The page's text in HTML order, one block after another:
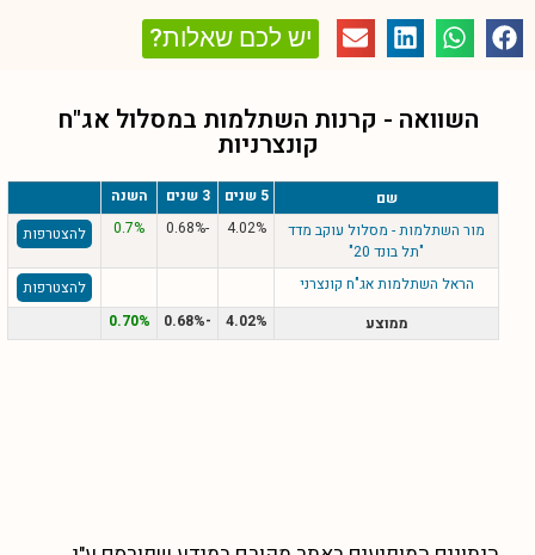
יש לכם שאלות?
השוואה - קרנות השתלמות במסלולאג"ח
קונצרניות
שם 5 שנים 3 שנים
השנה
מור השתלמות - מסלול עוקב מדד
"תל בונד 20"
4.02%
-0.68%
0.7% להצטרפות
הראל השתלמות אג"ח קונצרני
להצטרפות
ממוצע
4.02%
-0.68%
0.70%